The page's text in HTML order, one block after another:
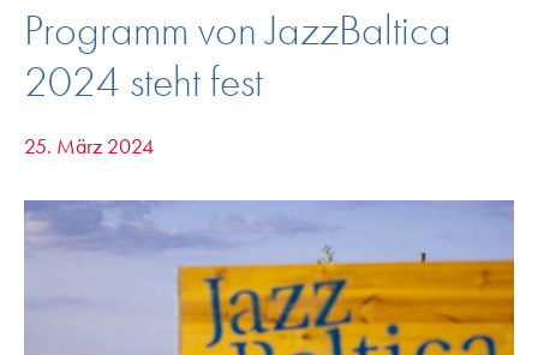
Programm von JazzBaltica
2024 steht fest
25. März 2024